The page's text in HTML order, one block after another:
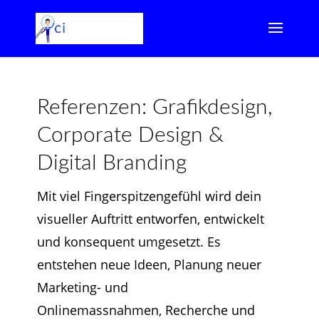
Referenzen: Grafikdesign,
Corporate Design &
Digital Branding
Mit viel Fingerspitzengefühl wird dein
visueller Auftritt entworfen, entwickelt
und konsequent umgesetzt. Es
entstehen neue Ideen, Planung neuer
Marketing- und
Onlinemassnahmen, Recherche und